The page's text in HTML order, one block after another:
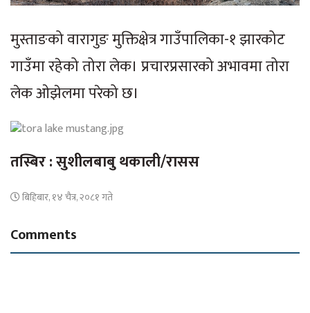
मुस्ताङको वारागुङ मुक्तिक्षेत्र गाउँपालिका-१ झारकोट
गाउँमा रहेको तोरा लेक। प्रचारप्रसारको अभावमा तोरा
लेक ओझेलमा परेको छ।
तस्बिर : सुशीलबाबु थकाली/रासस
बिहिबार, १४ चैत्र, २०८१ गते
Comments